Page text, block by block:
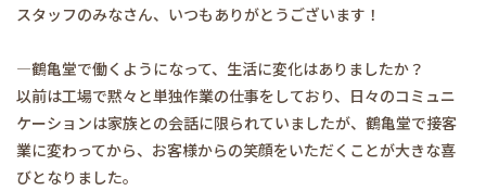
スタッフのみなさん、いつもありがとうございます！
―鶴亀堂で働くようになって、生活に変化はありましたか？
以前は工場で黙々と単独作業の仕事をしており、日々のコミュニ
ケーションは家族との会話に限られていましたが、鶴亀堂で接客
業に変わってから、お客様からの笑顔をいただくことが大きな喜
びとなりました。